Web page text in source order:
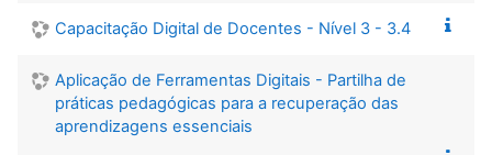
Capacitação Digital de Docentes - Nível 3 - 3.4
Aplicação de Ferramentas Digitais - Partilha de
práticas pedagógicas para a recuperação das
aprendizagens essenciais